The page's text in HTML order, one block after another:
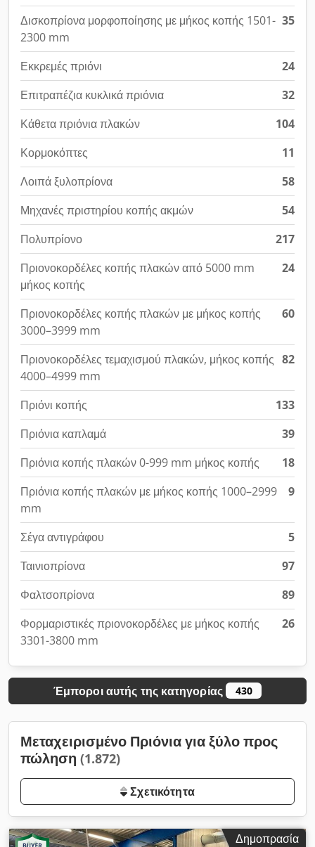
Δισκοπρίονα μορφοποίησης με μήκος κοπής 1501-
2300 mm
35
Εκκρεμές πριόνι
24
Επιτραπέζια κυκλικά πριόνια
32
Κάθετα πριόνια πλακών
104
Κορμοκόπτες
11
Λοιπά ξυλοπρίονα
58
Μηχανές πριστηρίου κοπής ακμών
54
Πολυπρίονο
217
Πριονοκορδέλες κοπής πλακών από 5000 mm
μήκος κοπής
24
Πριονοκορδέλες κοπής πλακών με μήκος κοπής
3000–3999 mm
60
Πριονοκορδέλες τεμαχισμού πλακών, μήκος κοπής
4000–4999 mm
82
Πριόνι κοπής
133
Πριόνια καπλαμά
39
Πριόνια κοπής πλακών 0-999 mm μήκος κοπής
18
Πριόνια κοπής πλακών με μήκος κοπής 1000–2999
mm
9
Σέγα αντιγράφου
5
Ταινιοπρίονα
97
Φαλτσοπρίονα
89
Φορμαριστικές πριονοκορδέλες με μήκος κοπής
3301-3800 mm
26
Έμποροι αυτής της κατηγορίας 430
Μεταχειρισμένο Πριόνια για ξύλο προς
πώληση (1.872)
Σχετικότητα
Δημοπρασία